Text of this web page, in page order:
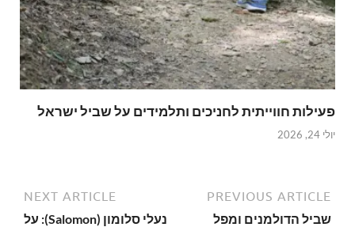
פעילות חווייתית לחניכים ותלמידים על שביל ישראל
יולי 24, 2026
PREVIOUS ARTICLE
שביל הדולמנים ומפל
NEXT ARTICLE
נעלי סלומון (Salomon): על